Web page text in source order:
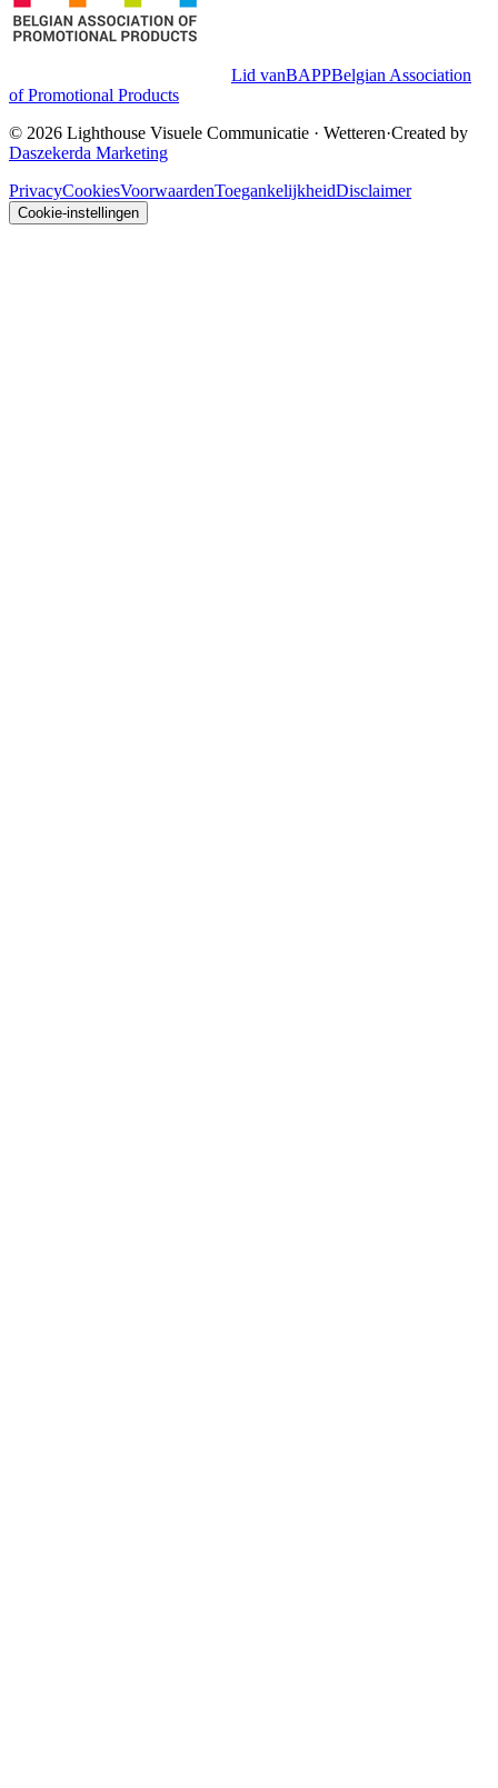
Lid vanBAPPBelgian Association
of Promotional Products
© 2026 Lighthouse Visuele Communicatie · Wetteren·Created by
Daszekerda Marketing
PrivacyCookiesVoorwaardenToegankelijkheidDisclaimer
Cookie-instellingen